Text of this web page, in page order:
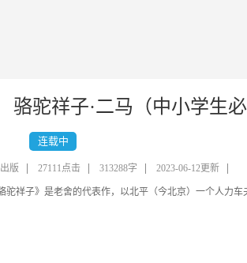
骆驼祥子·二马（中小学生必
连载中
出版 27111点击 313288字 2023-06-12更新